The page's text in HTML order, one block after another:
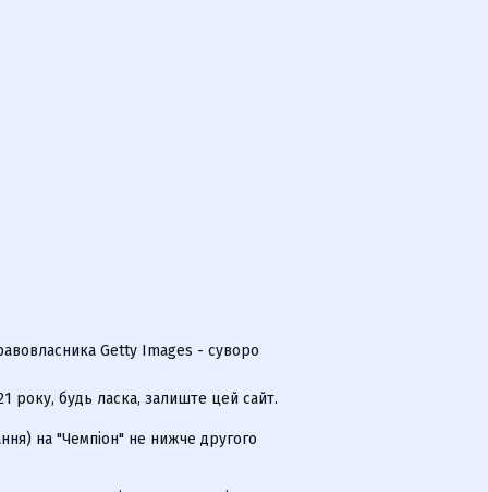
Getty Images - суворо
будь ласка, залиште цей сайт.
на "Чемпіон" не нижче другого